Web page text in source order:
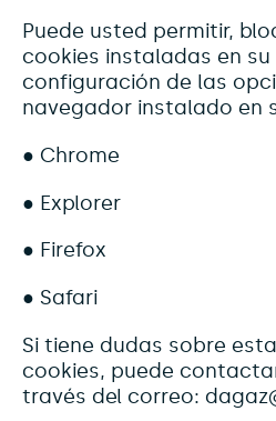
Puede usted permitir,
cookies instaladas en
configuración de las
navegador instalado en
● Chrome
● Explorer
● Firefox
● Safari
Si tiene dudas sobre
cookies, puede
través del correo: